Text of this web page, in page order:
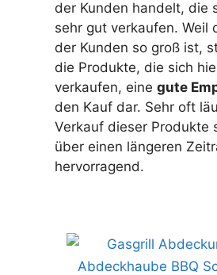
der Kunden handelt, die
sehr gut verkaufen. Weil
der Kunden so groß ist,
die Produkte, die sich
verkaufen, eine gute
den Kauf dar. Sehr oft
Verkauf dieser Produkte
über einen längeren
hervorragend.